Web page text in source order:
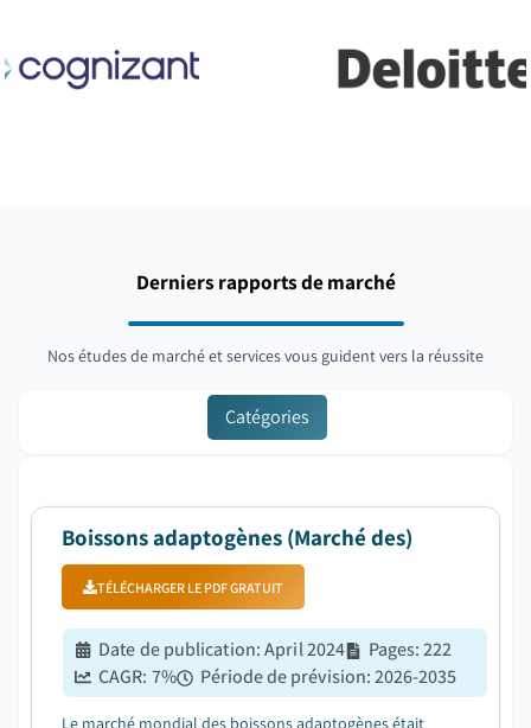
Derniers rapports de marché
Nos études de marché et services vous guident vers la réussite
Catégories
Boissons adaptogènes (Marché des)
TÉLÉCHARGER LE PDF GRATUIT
Date de publication:April 2024 Pages:222
CAGR: 7% Période de prévision:2026-2035
Le marché mondial des boissons adaptogènes était